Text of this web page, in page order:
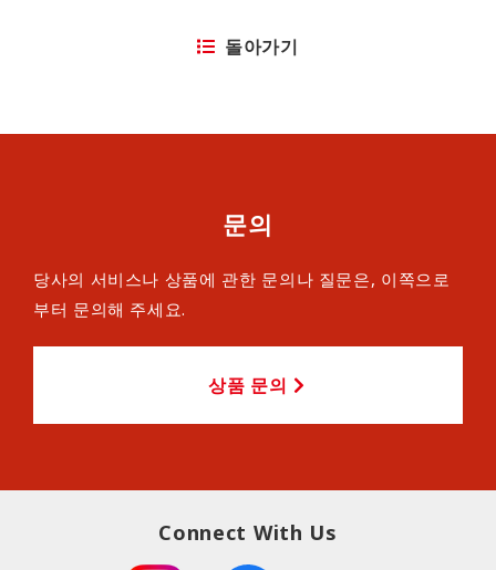
돌아가기
문의
당사의 서비스나 상품에 관한 문의나 질문은, 이쪽으로
부터 문의해 주세요.
상품 문의
Connect With Us